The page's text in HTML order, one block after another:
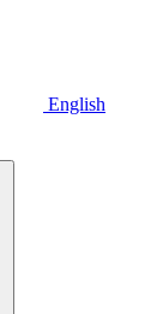
English